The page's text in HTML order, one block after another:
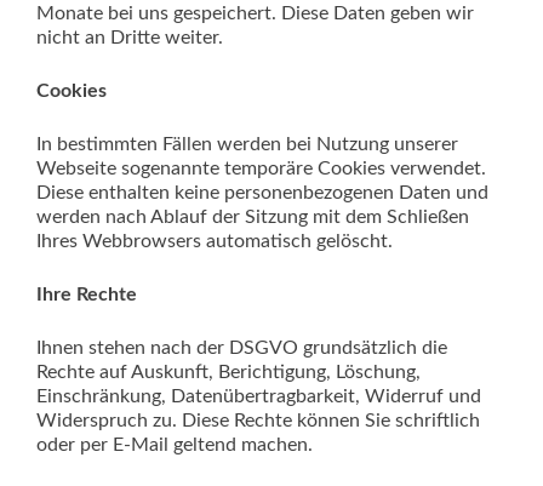
Monate bei uns gespeichert. Diese Daten geben wir
nicht an Dritte weiter.
Cookies
In bestimmten Fällen werden bei Nutzung unserer
Webseite sogenannte temporäre Cookies verwendet.
Diese enthalten keine personenbezogenen Daten und
werden nach Ablauf der Sitzung mit dem Schließen
Ihres Webbrowsers automatisch gelöscht.
Ihre Rechte
Ihnen stehen nach der DSGVO grundsätzlich die
Rechte auf Auskunft, Berichtigung, Löschung,
Einschränkung, Datenübertragbarkeit, Widerruf und
Widerspruch zu. Diese Rechte können Sie schriftlich
oder per E-Mail geltend machen.